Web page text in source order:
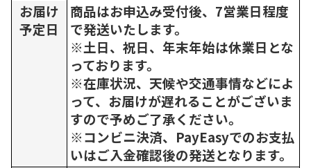
お届け
予定日
商品はお申込み受付後、7営業日程度
で発送いたします。
※土日、祝日、年末年始は休業日とな
っております。
※在庫状況、天候や交通事情などによ
って、お届けが遅れることがございま
すので予めご了承ください。
※コンビニ決済、PayEasyでのお支払
いはご入金確認後の発送となります。